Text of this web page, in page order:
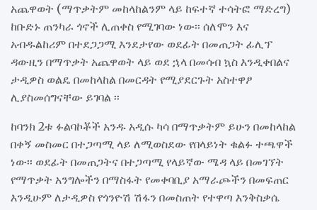
አጨዋወት (ማጥቃትም መከላከልንም ላይ ከፍተኛ ተሳትፎ ማድረግ)
ከቡድኑ ጠንካራ ጎኖች ሊጠቀስ የሚገባው ነው፡፡ ሰለሞን እና
አብዱልከሪም በተደጋጋሚ እንደታየው ወደፊት በመጠጋት ፊሊፕ
ዳውዚን በማጥቃት አጨዋወት ላይ ወደ ኋላ በመሳብ ኳስ እንዲቀበልና
ታዲዎስ ወልዴ በመከላከል በመርዳት የሚያደርጉት አስተዋፆ
ሊያስመሰግናቸው ይገባል ፡፡
ከባንክ 2ቱ ፉልባኮቾች አንዱ አዲሱ ካሳ በማጥቃትም ይሁን በመከላከል
በቀኝ መስመር በተጋጣሚ ላይ ለሚወስደው የበላይነት ቁልፉ ተጫዋች
ነው፡፡ ወደፊት በመጠጋትና በተጋጣሚ የላይኛው ሜዳ ላይ በመገኘት
የማጥቃት አንግሎችን በማስፋት የመቀባቢያ አማራጮችን በመፍጠር
እንዲሁም ለታዲዎስ የጎንዮሽ ሽፋን በመስጠት የተዋጣ እንቅስቃሴ